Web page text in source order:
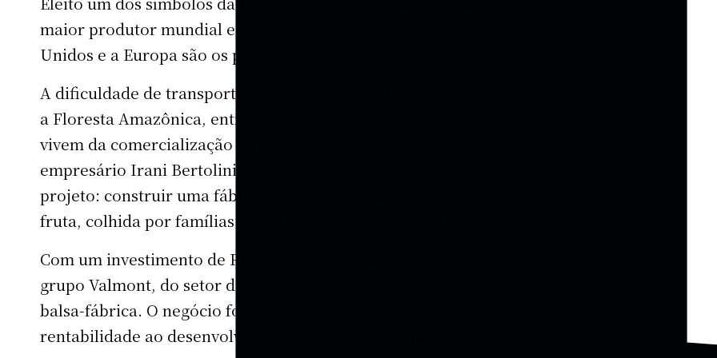
maior produtor mundial e exportador de polpa congelada. Os Estados
Unidos e a Europa são os principais compradores.
A dificuldade de transporte para escoar a produção nos rios que cortam
a Floresta Amazônica, entrave recorrente sentido pelos ribeirinhos que
vivem da comercialização de produtos nativos, despertou uma ideia no
empresário Irani Bertolini, que atua na região desde a década de 1970. O
projeto: construir uma fábrica navegante para comprar e processar a
fruta, colhida por famílias residentes em localidades afastadas.
Com um investimento de R$ 30 milhões, a Transportes Bertolini e o
grupo Valmont, do setor de agricultura de precisão, construíram uma
balsa-fábrica. O negócio foi gestado sob o propósito de unir
rentabilidade ao desenvolvimento sustentável daquelas comunidades.